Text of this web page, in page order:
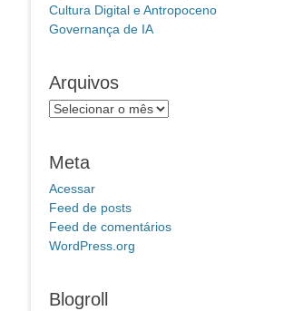
Cultura Digital e Antropoceno
Governança de IA
Arquivos
Arquivos
Meta
Acessar
Feed de posts
Feed de comentários
WordPress.org
Blogroll